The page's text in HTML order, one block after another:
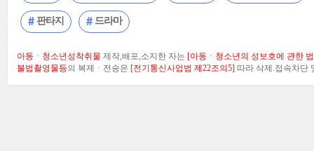
판타지 드라마
아동ㆍ청소년성착취물 제작,배포,소지한 자는 [아동ㆍ청소년의 성보호에 관한
불법촬영물등의 복제ㆍ전송은 [전기통신사업법 제22조의5] 따라 삭제.접속차단